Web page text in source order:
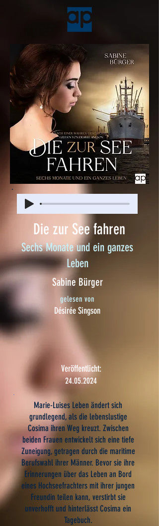
Die zur See fahren
Sechs Monate und ein ganzes
Leben
Sabine Bürger
gelesen von
Désirée Singson
Veröffentlicht:
24.05.2024
Marie-Luises Leben ändert sich
grundlegend, als die lebenslustige
Cosima ihren Weg kreuzt. Zwischen
beiden Frauen entwickelt sich eine tiefe
Zuneigung, getragen durch die maritime
Berufswahl ihrer Männer. Bevor sie ihre
Erinnerungen über das Leben an Bord
eines Hochseefrachters mit ihrer jungen
Freundin teilen kann, verstirbt sie
unverhofft und hinterlässt Cosima ein
Tagebuch.